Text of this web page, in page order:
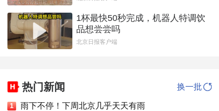
1杯最快50秒完成，机器人特调饮
品想尝尝吗
北京日报客户端
热门新闻 换一批
1 雨下不停！下周北京几乎天天有雨